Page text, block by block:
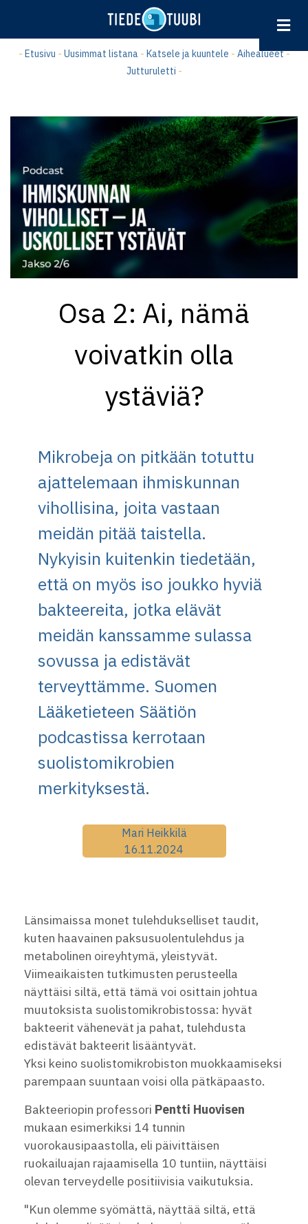
- Etusivu - Uusimmat listana- Katsele ja kuuntele - Aihealueet-
Jutturuletti -
Osa 2: Ai, nämä
voivatkin olla
ystäviä?
Mikrobeja on pitkään totuttu
ajattelemaan ihmiskunnan
vihollisina, joita vastaan
meidän pitää taistella.
Nykyisin kuitenkin tiedetään,
että on myös iso joukko hyviä
bakteereita, jotka elävät
meidän kanssamme sulassa
sovussa ja edistävät
terveyttämme. Suomen
Lääketieteen Säätiön
podcastissa kerrotaan
suolistomikrobien
merkityksestä.
Mari Heikkilä
16.11.2024
Länsimaissa monet tulehdukselliset taudit,
kuten haavainen paksusuolentulehdus ja
metabolinen oireyhtymä, yleistyvät.
Viimeaikaisten tutkimusten perusteella
näyttäisi siltä, että tämä voi osittain johtua
muutoksista suolistomikrobistossa: hyvät
bakteerit vähenevät ja pahat, tulehdusta
edistävät bakteerit lisääntyvät.
Yksi keino suolistomikrobiston muokkaamiseksi
parempaan suuntaan voisi olla pätkäpaasto.
Bakteeriopin professori Pentti Huovisen
mukaan esimerkiksi 14 tunnin
vuorokausipaastolla, eli päivittäisen
ruokailuajan rajaamisella 10 tuntiin, näyttäisi
olevan terveydelle positiivisia vaikutuksia.
"Kun olemme syömättä, näyttää siltä, että